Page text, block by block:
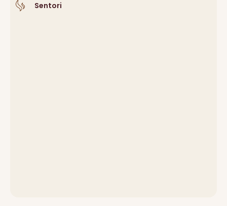
Sentori